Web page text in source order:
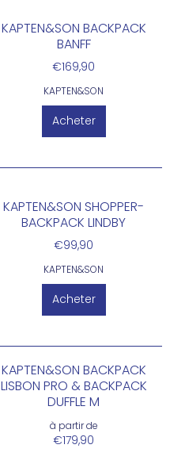
KAPTEN&SON BACKPACK
BANFF
€169,90
KAPTEN&SON
Acheter
KAPTEN&SON SHOPPER-
BACKPACK LINDBY
€99,90
KAPTEN&SON
Acheter
KAPTEN&SON BACKPACK
LISBON PRO & BACKPACK
DUFFLE M
à partir de
€179,90